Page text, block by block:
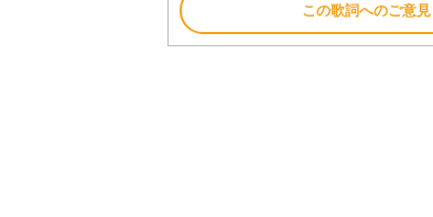
この歌詞へのご意見